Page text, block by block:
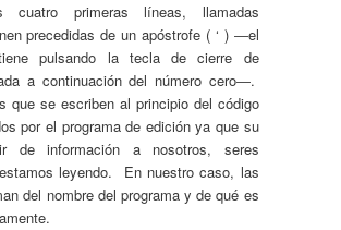
cuatro primeras líneas, llamadas
precedidas de un apóstrofe ( ‘ ) ―el
pulsando la tecla de cierre de
a continuación del número cero―.
que se escriben al principio del código
por el programa de edición ya que su
de información a nosotros, seres
leyendo. En nuestro caso, las
del nombre del programa y de qué es